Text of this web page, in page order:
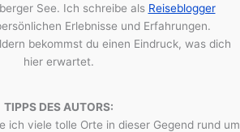
See. Ich schreibe als Reiseblogger
Erlebnisse und Erfahrungen.
bekommst du einen Eindruck, was dich
hier erwartet.
TIPPS DES AUTORS:
ich viele tolle Orte in dieser Gegend rund um